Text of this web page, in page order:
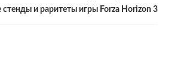
стенды и раритеты игры Forza Horizon 3